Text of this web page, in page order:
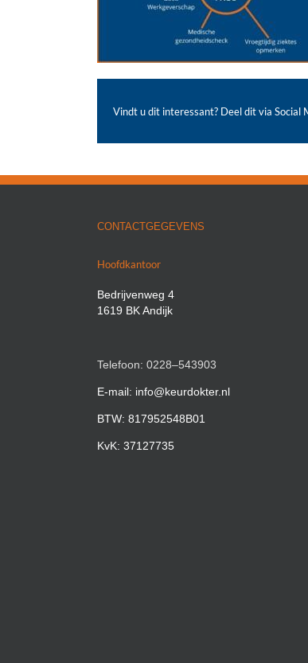
Vindt u dit interessant? Deel dit via Social
CONTACTGEGEVENS
Hoofdkantoor
Bedrijvenweg 4
1619 BK Andijk
Telefoon: 0228–543903
E-mail: info@keurdokter.nl
BTW: 817952548B01
KvK: 37127735